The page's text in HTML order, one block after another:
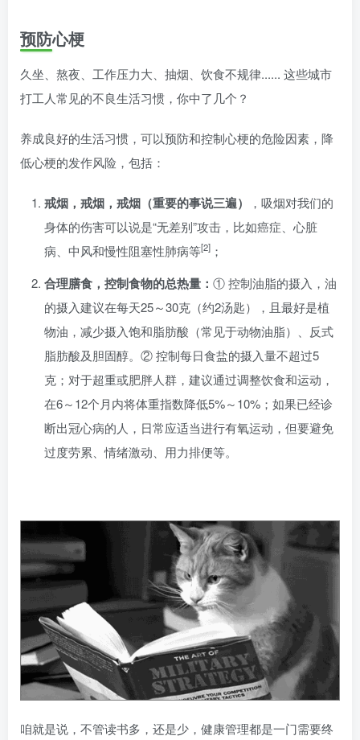
预防心梗
久坐、熬夜、工作压力大、抽烟、饮食不规律...... 这些城市
打工人常见的不良生活习惯，你中了几个？
养成良好的生活习惯，可以预防和控制心梗的危险因素，降
低心梗的发作风险，包括：
戒烟，戒烟，戒烟（重要的事说三遍）
，吸烟对我们的
身体的伤害可以说是“无差别”攻击，比如癌症、心脏
病、中风和慢性阻塞性肺病等[2] ；
合理膳食，控制食物的总热量： ① 控制油脂的摄入，油
的摄入建议在每天25～30克（约2汤匙），且最好是植
物油，减少摄入饱和脂肪酸（常见于动物油脂）、反式
脂肪酸及胆固醇。② 控制每日食盐的摄入量不超过5
克；对于超重或肥胖人群，建议通过调整饮食和运动，
在6～12个月内将体重指数降低5%～10%；如果已经诊
断出冠心病的人，日常应适当进行有氧运动，但要避免
过度劳累、情绪激动、用力排便等。
咱就是说，不管读书多，还是少，健康管理都是一门需要终